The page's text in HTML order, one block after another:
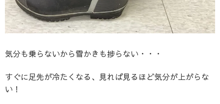
気分も乗らないから雪かきも捗らない・・・
すぐに足先が冷たくなる、見れば見るほど気分が上がらな
い！